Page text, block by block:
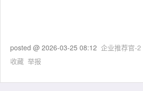
posted @ 2026-03-25 08:12 企业推荐官-2
收藏 举报